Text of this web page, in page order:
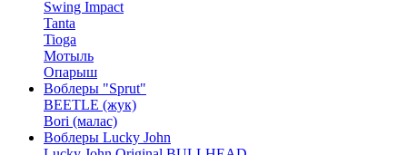
Swing Impact
Tanta
Tioga
Мотыль
Опарыш
Воблеры "Sprut"
BEETLE (жук)
Bori (малас)
Воблеры Lucky John